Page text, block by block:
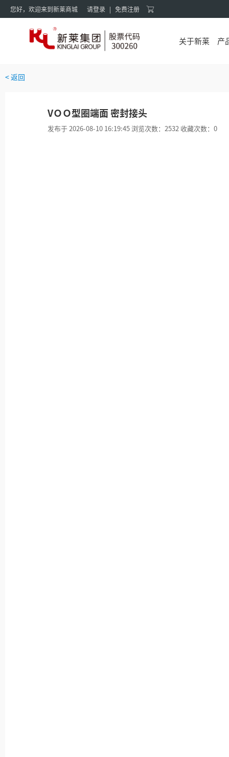
您好，欢迎来到新莱商城 请登录 | 免费注册
关于新莱 产
< 返回
VＯＯ型圈端面 密封接头
发布于 2026-08-10 16:19:45 浏览次数：2532 收藏次数：0